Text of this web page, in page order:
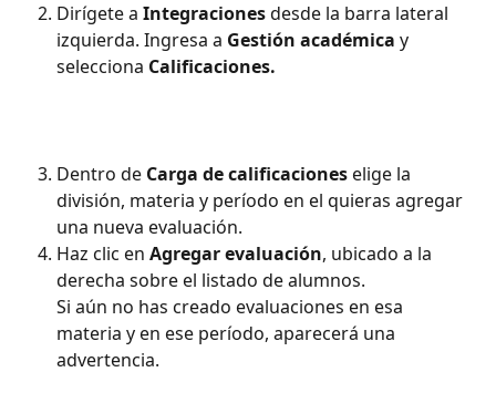
Dirígete a Integraciones desde la barra lateral
izquierda. Ingresa a Gestión académica y
selecciona Calificaciones.
Dentro de Carga de calificaciones elige la
división, materia y período en el quieras agregar
una nueva evaluación.
Haz clic en Agregar evaluación, ubicado a la
derecha sobre el listado de alumnos.
Si aún no has creado evaluaciones en esa
materia y en ese período, aparecerá una
advertencia.